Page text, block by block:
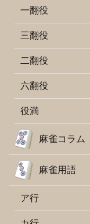
一翻役
三翻役
二翻役
六翻役
役満
麻雀コラム
麻雀用語
ア行